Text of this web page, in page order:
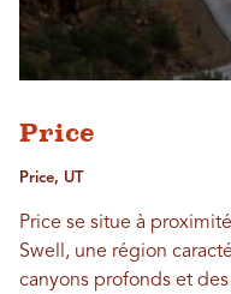
Price
Price, UT
Price se situe à
Swell, une région
canyons profonds et